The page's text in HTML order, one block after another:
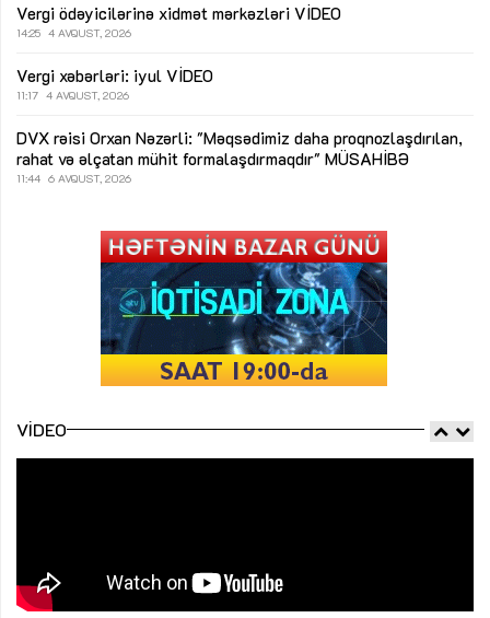
Vergi ödəyicilərinə xidmət mərkəzləri VİDEO
14:25 4 AVQUST, 2026
Vergi xəbərləri: iyul VİDEO
11:17 4 AVQUST, 2026
DVX rəisi Orxan Nəzərli: "Məqsədimiz daha proqnozlaşdırılan,
rahat və əlçatan mühit formalaşdırmaqdır" MÜSAHİBƏ
11:44 6 AVQUST, 2026
VIDEO